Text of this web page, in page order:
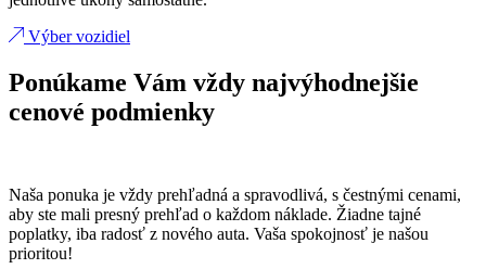
Výber vozidiel
Ponúkame Vám vždy najvýhodnejšie
cenové podmienky
Naša ponuka je vždy prehľadná a spravodlivá, s čestnými cenami,
aby ste mali presný prehľad o každom náklade. Žiadne tajné
poplatky, iba radosť z nového auta. Vaša spokojnosť je našou
prioritou!